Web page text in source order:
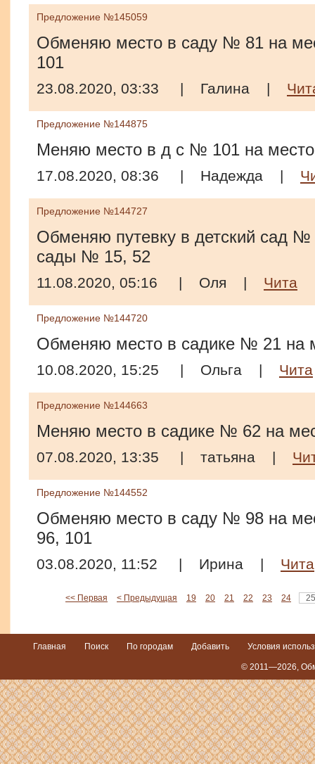
Предложение №145059
Обменяю место в саду № 81 на
101
23.08.2020, 03:33 | Галина |
Предложение №144875
Меняю место в д с № 101 на
17.08.2020, 08:36 | Надежда |
Предложение №144727
Обменяю путевку в детский сад №
сады № 15, 52
11.08.2020, 05:16 | Оля | Чита
Предложение №144720
Обменяю место в садике № 21 на
10.08.2020, 15:25 | Ольга | Чита
Предложение №144663
Меняю место в садике № 62 на
07.08.2020, 13:35 | татьяна |
Предложение №144552
Обменяю место в саду № 98 на
96, 101
03.08.2020, 11:52 | Ирина | Чита
<< Первая < Предыдущая 19 20 21 22 23 24 25
Главная Поиск По городам Добавить Условия
© 2011—2026,